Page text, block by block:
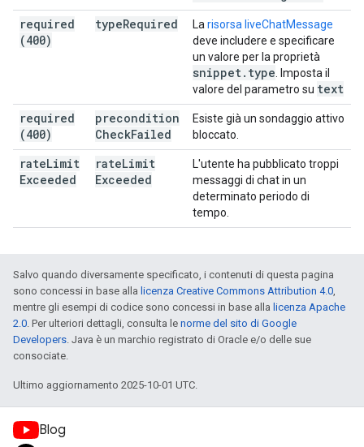
required
(400)
typeRequired La risorsa liveChatMessage
deve includere e specificare
un valore per la proprietà
snippet. type . Imposta il
valore del parametro su text
required
(400)
precondition
CheckFailed
Esiste già un sondaggio attivo
bloccato.
rateLimit
Exceeded
rateLimit
Exceeded
L'utente ha pubblicato troppi
messaggi di chat in un
determinato periodo di
tempo.
Salvo quando diversamente specificato, i contenuti di questa pagina
sono concessi in base alla licenza Creative Commons Attribution 4.0,
mentre gli esempi di codice sono concessi in base alla licenza Apache
2.0. Per ulteriori dettagli, consulta le norme del sito di Google
Developers. Java è un marchio registrato di Oracle e/o delle sue
consociate.
Ultimo aggiornamento 2025-10-01 UTC.
Blog